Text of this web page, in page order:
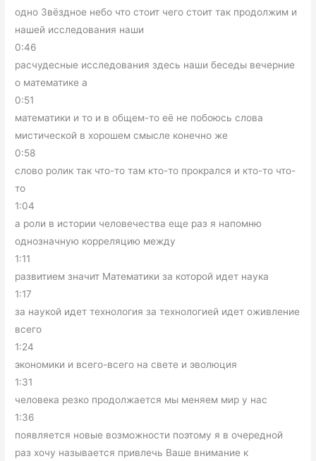
одно Звёздное небо что стоит чего стоит так продолжим и
нашей исследования наши
0:46
расчудесные исследования здесь наши беседы вечерние
о математике а
0:51
математики и то и в общем-то её не побоюсь слова
мистической в хорошем смысле конечно же
0:58
слово ролик так что-то там кто-то прокрался и кто-то что-
то
1:04
а роли в истории человечества еще раз я напомню
однозначную корреляцию между
1:11
развитием значит Математики за которой идет наука
1:17
за наукой идет технология за технологией идет оживление
всего
1:24
экономики и всего-всего на свете и эволюция
1:31
человека резко продолжается мы меняем мир у нас
1:36
появляется новые возможности поэтому я в очередной
раз хочу называется привлечь Ваше внимание к